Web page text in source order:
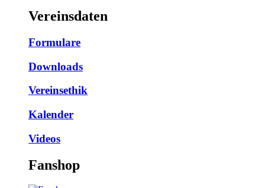
Vereinsdaten
Formulare
Downloads
Vereinsethik
Kalender
Videos
Fanshop